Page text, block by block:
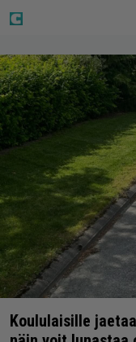
Koululaisille